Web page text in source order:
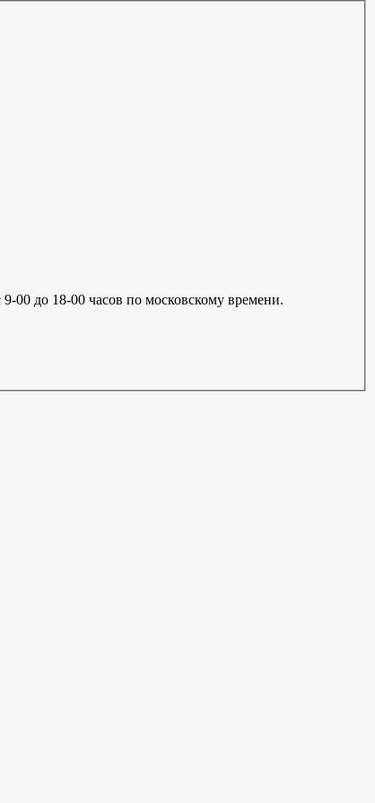
00 до 18-00 часов по московскому времени.